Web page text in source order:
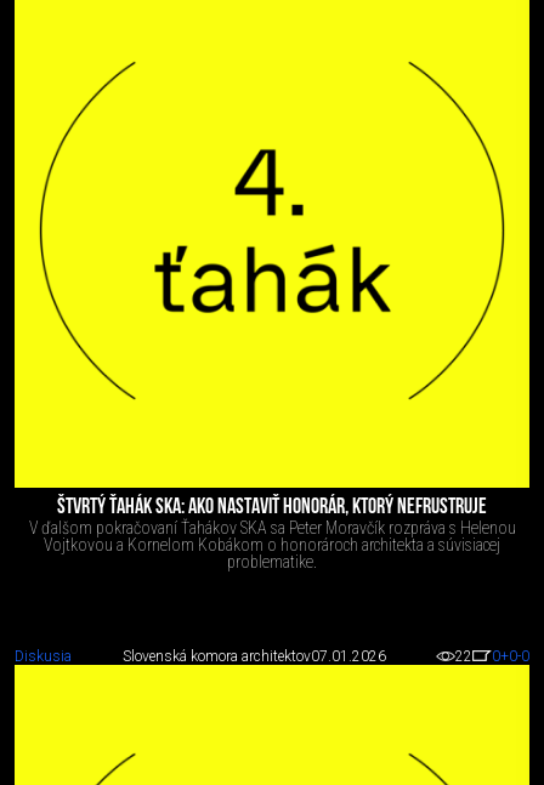
ŠTVRTÝ ŤAHÁK SKA: AKO NASTAVIŤ HONORÁR, KTORÝ NEFRUSTRUJE
V ďalšom pokračovaní Ťahákov SKA sa Peter Moravčík rozpráva s Helenou
Vojtkovou a Kornelom Kobákom o honorároch architekta a súvisiacej
problematike.
Diskusia Slovenská komora architektov07.01.2026 22 0+0-0